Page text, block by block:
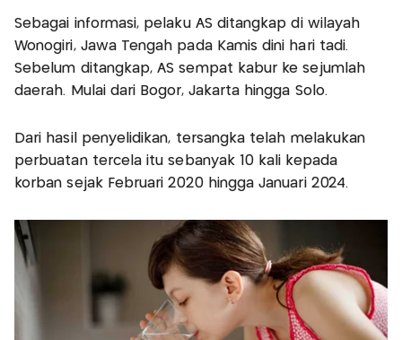
Sebagai informasi, pelaku AS ditangkap di wilayah
Wonogiri, Jawa Tengah pada Kamis dini hari tadi.
Sebelum ditangkap, AS sempat kabur ke sejumlah
daerah. Mulai dari Bogor, Jakarta hingga Solo.
Dari hasil penyelidikan, tersangka telah melakukan
perbuatan tercela itu sebanyak 10 kali kepada
korban sejak Februari 2020 hingga Januari 2024.